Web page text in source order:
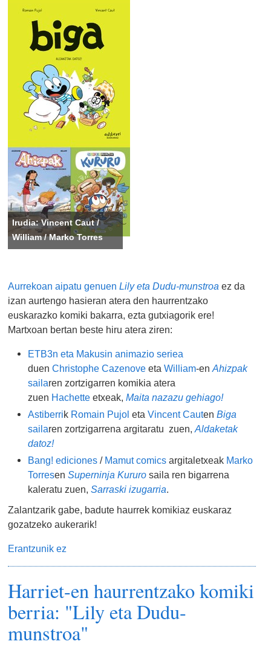
Irudia: Vincent Caut /
William / Marko Torres
Aurrekoan aipatu genuenLily eta Dudu-munstroa ez da
izan aurtengo hasieran atera den haurrentzako
euskarazko komiki bakarra, ezta gutxiagorik ere!
Martxoan bertan beste hiru atera ziren:
ETB3n eta Makusin animazio seriea
duen Christophe Cazenoveeta William-en Ahizpak
sailaren zortzigarren komikia atera
zuen Hachetteetxeak, Maita nazazu gehiago!
Astiberrik Romain Pujol eta Vincent Cauten Biga
sailaren zortzigarrena argitaratu zuen, Aldaketak
datoz!
Bang! ediciones/ Mamut comicsargitaletxeak Marko
Torresen Superninja Kururosaila ren bigarrena
kaleratu zuen, Sarraski izugarria.
Zalantzarik gabe, badute haurrek komikiaz euskaraz
gozatzeko aukerarik!
Erantzunik ez
Harriet-en haurrentzako komiki
berria: "Lily eta Dudu-
munstroa"